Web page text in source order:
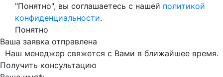
"Понятно", вы соглашаетесь с нашей политикой
конфиденциальности.
Понятно
Ваша заявка отправлена
Наш менеджер свяжется с Вами в ближайшее время.
Получить консультацию